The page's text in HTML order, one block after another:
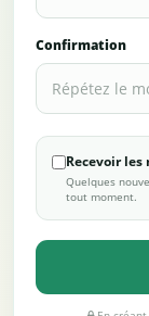
Confirmation
Recevoir
Quelques
tout moment.